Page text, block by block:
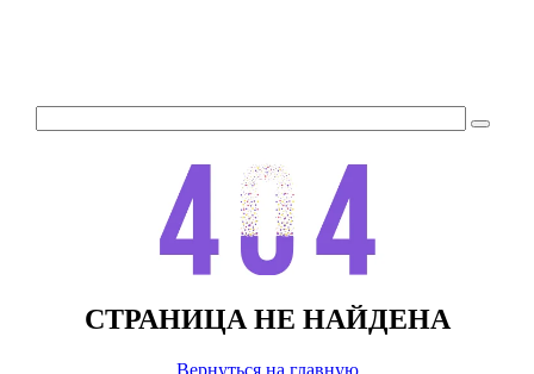
СТРАНИЦА НЕ НАЙДЕНА
Вернуться на главную